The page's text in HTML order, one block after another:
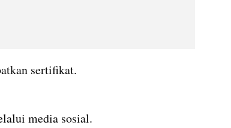
sertifikat.
media sosial.